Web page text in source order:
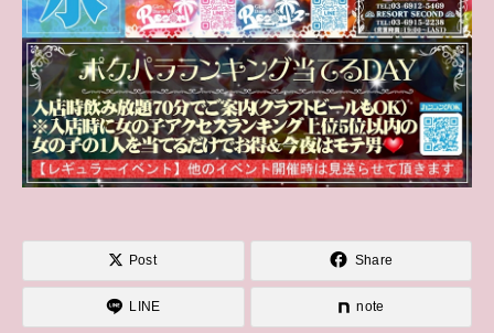
Post Share
LINE note